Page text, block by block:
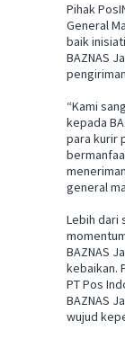
Pihak
General
baik
BAZNAS
“Kami
kepada
para kurir
general
Lebih dari
BAZNAS
kebaikan.
PT Pos
BAZNAS
wujud